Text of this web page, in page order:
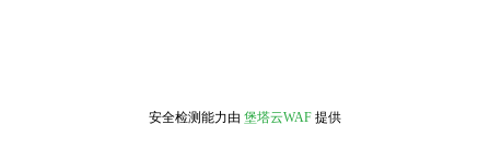
安全检测能力由 堡塔云WAF 提供